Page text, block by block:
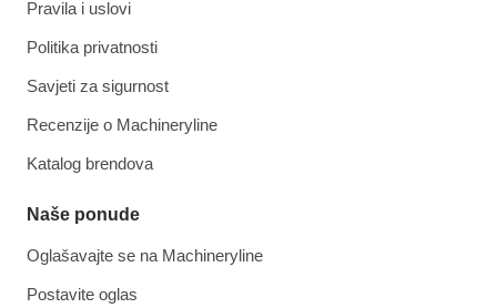
Pravila i uslovi
Politika privatnosti
Savjeti za sigurnost
Recenzije o Machineryline
Katalog brendova
Naše ponude
Oglašavajte se na Machineryline
Postavite oglas